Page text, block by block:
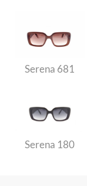
Serena 681
Serena 180